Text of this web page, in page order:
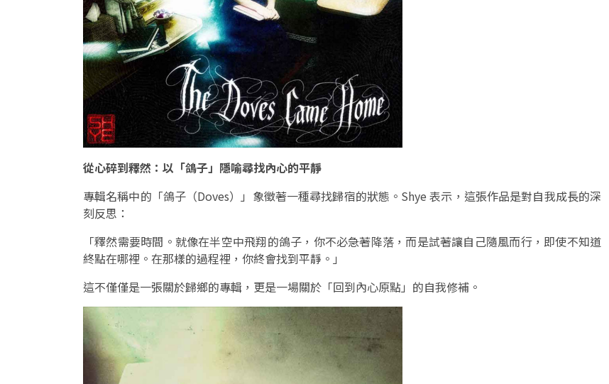
從心碎到釋然：以「鴿子」隱喻尋找內心的平靜
專輯名稱中的「鴿子（Doves）」象徵著一種尋找歸宿的狀態。Shye 表示，這張作品是對自我成長的深
刻反思：
「釋然需要時間。就像在半空中飛翔的鴿子，你不必急著降落，而是試著讓自己隨風而行，即使不知道
終點在哪裡。在那樣的過程裡，你終會找到平靜。」
這不僅僅是一張關於歸鄉的專輯，更是一場關於「回到內心原點」的自我修補。